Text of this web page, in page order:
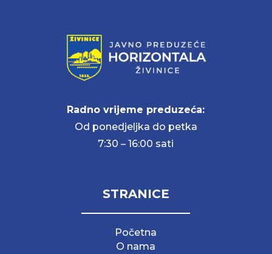
Radno vrijeme preduzeća:
Od ponedjeljka do petka
7:30 – 16:00 sati
STRANICE
Početna
O nama